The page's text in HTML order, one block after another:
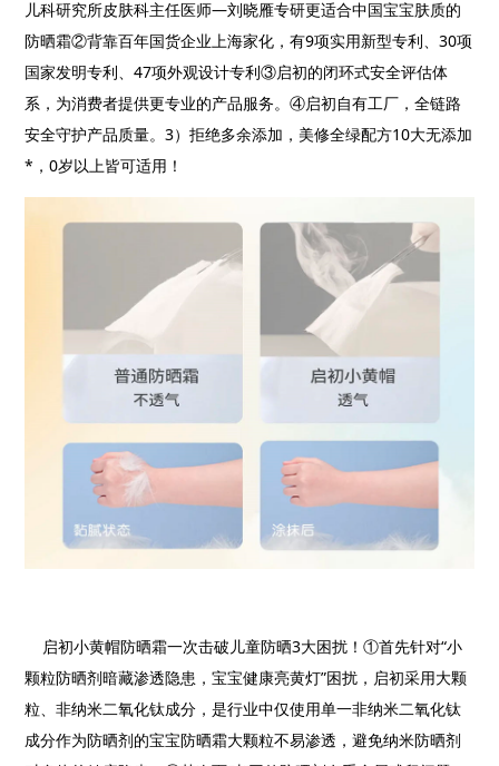
儿科研究所皮肤科主任医师—刘晓雁专研更适合中国宝宝肤质的
防晒霜②背靠百年国货企业上海家化，有9项实用新型专利、30项
国家发明专利、47项外观设计专利③启初的闭环式安全评估体
系，为消费者提供更专业的产品服务。④启初自有工厂，全链路
安全守护产品质量。3）拒绝多余添加，美修全绿配方10大无添加
* ，0岁以上皆可适用！
启初小黄帽防晒霜一次击破儿童防晒3大困扰！①首先针对“小
颗粒防晒剂暗藏渗透隐患，宝宝健康亮黄灯”困扰，启初采用大颗
粒、非纳米二氧化钛成分，是行业中仅使用单一非纳米二氧化钛
成分作为防晒剂的宝宝防晒霜大颗粒不易渗透，避免纳米防晒剂